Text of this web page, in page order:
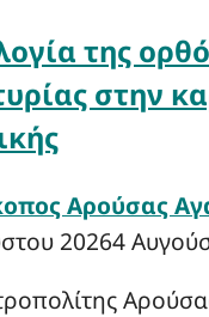
της
στην
Αρούσας
20264